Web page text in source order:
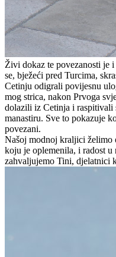
Živi dokaz te povezanosti je
se, bježeći pred Turcima,
Cetinju odigrali povijesnu
mog strica, nakon Prvoga
dolazili iz Cetinja i raspitivali
manastiru. Sve to pokazuje
povezani.
Našoj modnoj kraljici želimo
koju je oplemenila, i radost
zahvaljujemo Tini, djelatnici